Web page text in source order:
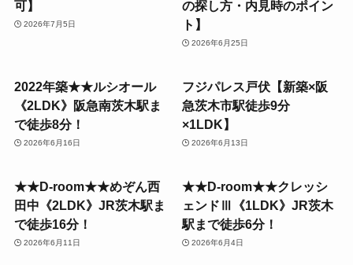
可】
2026年7月5日
の探し方・内見時のポイン
ト】
2026年6月25日
2022年築★★ルシオール
《2LDK》阪急南茨木駅ま
で徒歩8分！
2026年6月16日
フジパレス戸伏【新築×阪
急茨木市駅徒歩9分
×1LDK】
2026年6月13日
★★D-room★★めぞん西
田中《2LDK》JR茨木駅ま
で徒歩16分！
2026年6月11日
★★D-room★★クレッシ
ェンドⅢ《1LDK》JR茨木
駅まで徒歩6分！
2026年6月4日